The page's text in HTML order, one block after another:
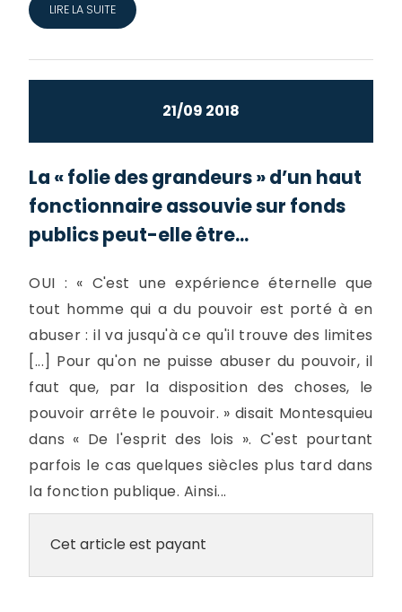
LIRE LA SUITE
21/09 2018
La « folie des grandeurs » d’un haut
fonctionnaire assouvie sur fonds
publics peut-elle être...
OUI : « C'est une expérience éternelle que
tout homme qui a du pouvoir est porté à en
abuser : il va jusqu'à ce qu'il trouve des limites
[...] Pour qu'on ne puisse abuser du pouvoir, il
faut que, par la disposition des choses, le
pouvoir arrête le pouvoir. » disait Montesquieu
dans « De l'esprit des lois ». C'est pourtant
parfois le cas quelques siècles plus tard dans
la fonction publique. Ainsi...
Cet article est payant